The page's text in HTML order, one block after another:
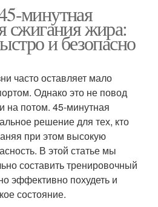
минутная
сжигания жира:
и безопасно
часто оставляет мало
Однако это не повод
на потом. 45-минутная
решение для тех, кто
при этом высокую
В этой статье мы
составить тренировочный
эффективно похудеть и
состояние.